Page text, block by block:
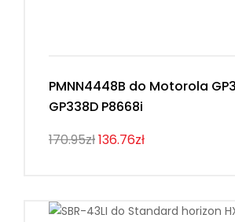
PMNN4448B do Motorola
GP338D P8668i
170.95zł136.76zł